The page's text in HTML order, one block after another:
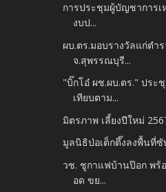
การประชุมผู้บัญชาการเ
งบป...
ผบ.ตร.มอบรางวัลแก่ตำ
จ.สุพรรณบุรี...
"บิ๊กโอ๋ ผช.ผบ.ตร." ประ
เทียบตาม...
มิตรภาพ เลี้ยงปีใหม่
มูลนิธิป่อเต็กตึ๊งลงพื้นที่ซั
วช. ชูกาแฟบ้านป๊อก พร้
อด ขย...